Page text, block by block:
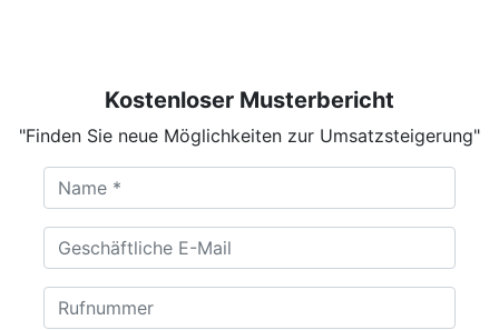
Kostenloser Musterbericht
"Finden Sie neue Möglichkeiten zur Umsatzsteigerung"